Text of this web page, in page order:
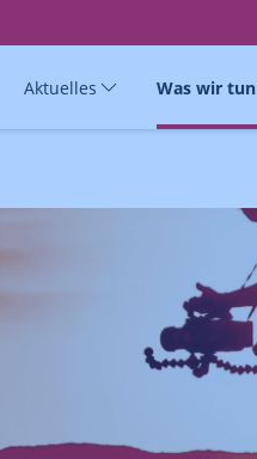
Aktuelles Was wir tun